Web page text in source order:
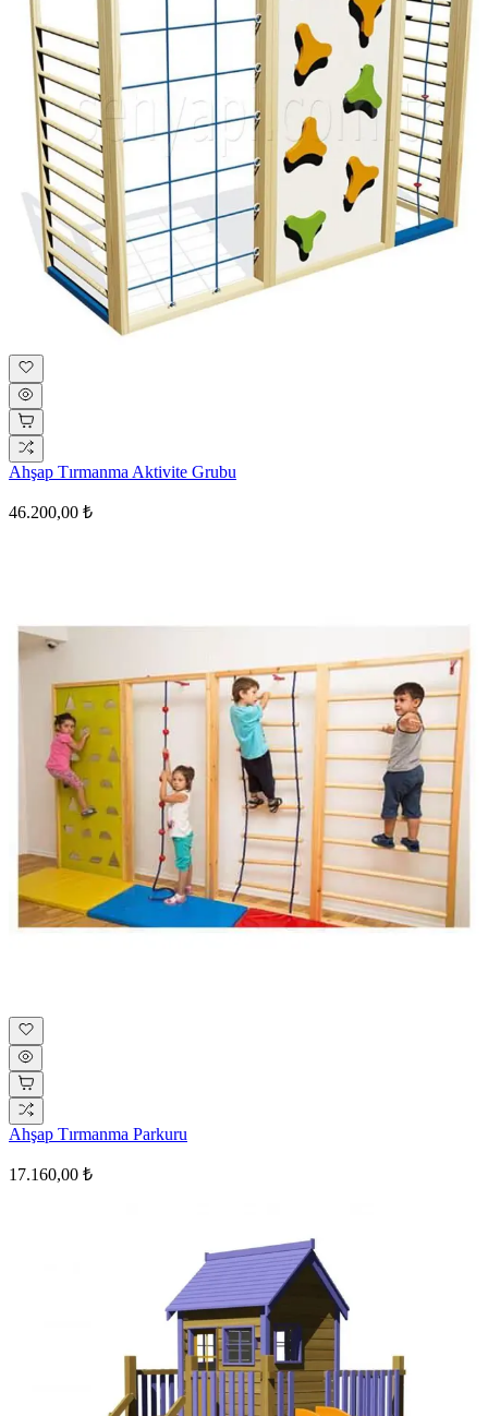
Ahşap Tırmanma Aktivite Grubu
46.200,00 ₺
Ahşap Tırmanma Parkuru
17.160,00 ₺